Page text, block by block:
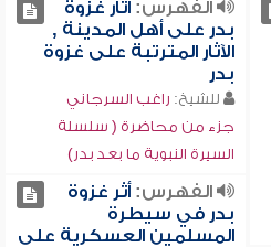
الفهرس:آثار غزوة
بدر على أهل المدينة ,
الآثار المترتبة على غزوة
بدر
للشيخ: راغب السرجاني
جزء من محاضرة ( سلسلة
السيرة النبوية ما بعد بدر)
الفهرس:أثر غزوة
بدر في سيطرة
المسلمين العسكرية على